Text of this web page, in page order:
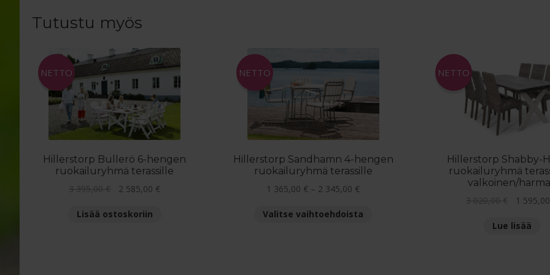
Tutustu myös
Hillerstorp Bullerö 6-hengen
ruokailuryhmä terassille
NETTO
3 395,00€
Alkuperäinen
oli:
2 585,00 €
Lisää ostoskoriin
Hillerstorp Sandhamn 4-hengen
ruokailuryhmä terassille
NETTO
1 365,00 € – 2 345,00 €
365,00 €
Valitse vaihtoehdoista
Hillerstorp Shabby-
ruokailuryhmä
valkoinen/
NETTO
3 020,00€
oli:
1 595,00
Lue lisää